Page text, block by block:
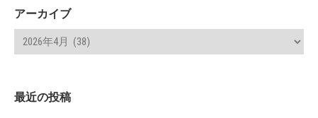
アーカイブ
最近の投稿